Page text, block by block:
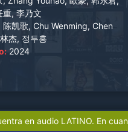
to fight against four divisions
Army (UNA). The
with bloodshed and finally
重, 李乃文
陈凯歌, Chu Wenming, Chen
杰, 정두홍
2024
en audio LATINO. En